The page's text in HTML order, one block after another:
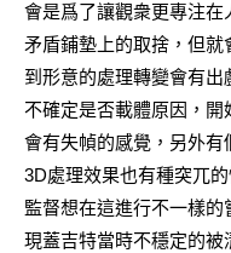
會是爲了讓觀衆更專注在
矛盾鋪墊上的取捨，但就
到形意的處理轉變會有
不確定是否載體原因，開
會有失幀的感覺，另外有
3D處理效果也有種突兀
監督想在這進行不一樣的
現蓋吉特當時不穩定的被